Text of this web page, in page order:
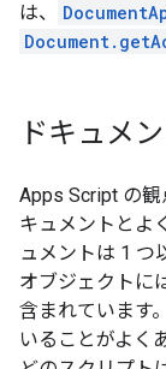
は、
ドキュメ
Apps Script の
キュメントとよ
ュメントは 1 つ
オブジェクトに
含まれています
いることがよく